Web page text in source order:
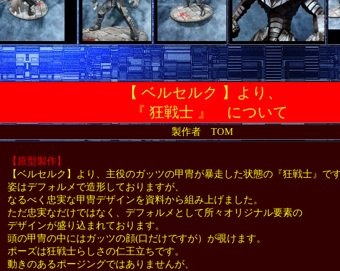
【 ベルセルク 】より、
『 狂戦士 』 について
製作者 TOM
【原型製作】
【ベルセルク】より、主役のガッツの甲冑が暴走した状態の『狂戦士』で
姿はデフォルメで造形しておりますが、
なるべく忠実な甲冑デザインを資料から組み上げました。
ただ忠実なだけではなく、デフォルメとして所々オリジナル要素の
デザインが盛り込まれております。
頭の甲冑の中にはガッツの顔(口だけですが）が覗けます。
ポーズは狂戦士らしさの仁王立ちです。
動きのあるポージングではありませんが、